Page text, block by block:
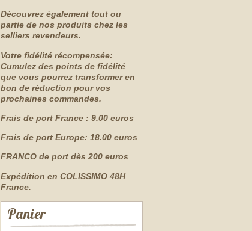
Découvrez également tout ou
partie de nos produits chez les
selliers revendeurs.
Votre fidélité récompensée:
Cumulez des points de fidélité
que vous pourrez transformer en
bon de réduction pour vos
prochaines commandes.
Frais de port France : 9.00 euros
Frais de port Europe: 18.00 euros
FRANCO de port dès 200 euros
Expédition en COLISSIMO 48H
France.
Panier